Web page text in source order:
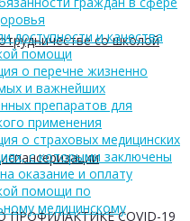
со школой
COVID-19
доступности и качества
помощи
о перечне жизненно
и важнейших
препаратов для
применения
о страховых медицинских
с которыми заключены
оказание и оплату
помощи по
медицинскому